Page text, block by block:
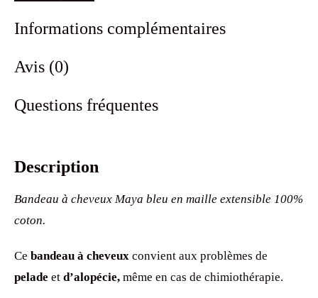
Informations complémentaires
Avis (0)
Questions fréquentes
Description
Bandeau à cheveux Maya bleu en maille extensible 100%
coton.
Ce bandeau à cheveux convient aux problèmes de
pelade et d’alopécie, même en cas de chimiothérapie.